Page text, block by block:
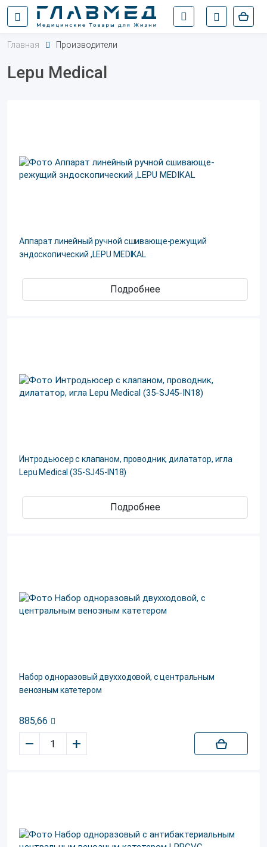
Главная Производители
Lepu Medical
Аппарат линейный ручной сшивающе-режущий
эндоскопический ,LEPU MEDIKAL
Подробнее
Интродьюсер с клапаном, проводник, дилататор, игла
Lepu Medical (35-SJ45-IN18)
Подробнее
Набор одноразовый двухходовой, с центральным
венозным катетером
885,66
– +